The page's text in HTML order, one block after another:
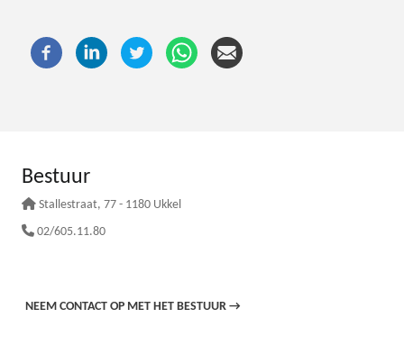
Bestuur
Stallestraat, 77 - 1180 Ukkel
02/605.11.80
NEEM CONTACT OP MET HET BESTUUR →